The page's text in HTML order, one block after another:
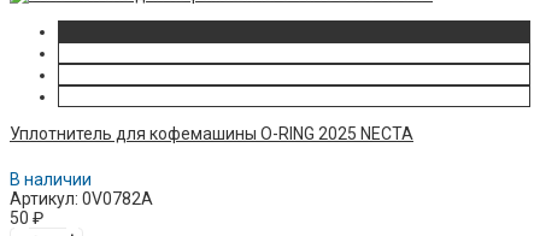
Уплотнитель для кофемашины O-RING 2025 NECTA
В наличии
Артикул: 0V0782A
50 ₽